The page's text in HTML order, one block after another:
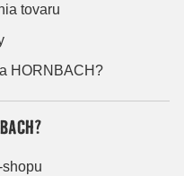
tovaru
HORNBACH?